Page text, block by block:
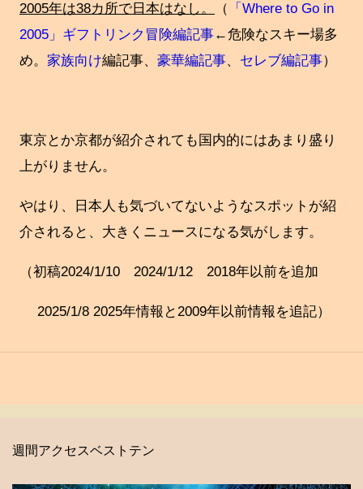
2005年は38カ所で日本はなし。 （
「Where to Go in
2005」ギフト リンク冒険編記事←危険なスキー場多
め。 家族向け編記事、 豪華編記事、 セレブ編記事）
東京とか京都が紹介されても国内的にはあまり盛り
上がりません。
やはり、日本人も気づいてないようなスポットが紹
介されると、大きくニュースになる気がします。
（初稿2024/1/10 2024/1/12 2018年以前を追加
2025/1/8 2025年情報と2009年以前情報を追記）
週間アクセスベストテン